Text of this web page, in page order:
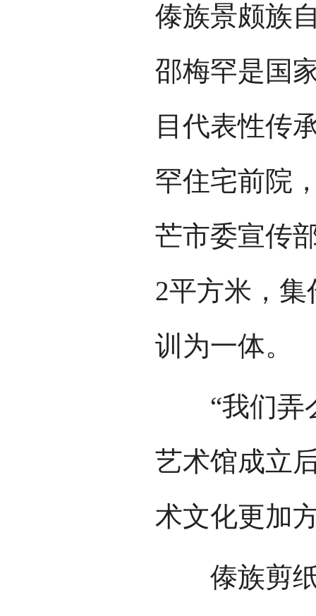
傣族景颇族
邵梅罕是国
目代表性传
罕住宅前院
芒市委宣传
2平方米，
训为一体。
“我们弄么
艺术馆成立
术文化更加
傣族剪纸